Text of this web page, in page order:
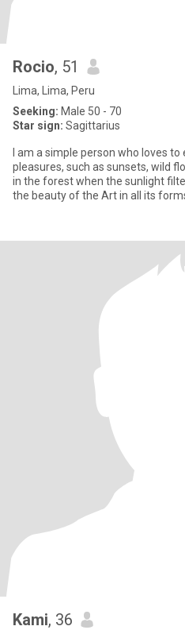
Rocio, 51
Lima, Lima, Peru
Seeking: Male 50 - 70
Star sign: Sagittarius
I am a simple person who loves
pleasures, such as sunsets, wild
in the forest when the sunlight
the beauty of the Art in all its
Kami, 36